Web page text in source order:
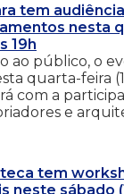
tem
nesta
19h
ao público, o
quarta-feira
com a
e
tem
neste sábado